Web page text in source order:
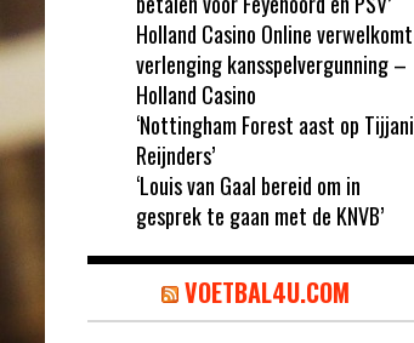
Holland Casino Online verwelkomt
verlenging kansspelvergunning –
Holland Casino
‘Nottingham Forest aast op Tijjani
Reijnders’
‘Louis van Gaal bereid om in
gesprek te gaan met de KNVB’
VOETBAL4U.COM